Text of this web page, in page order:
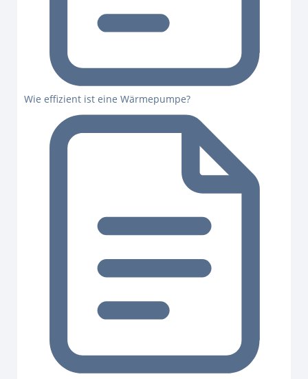
Wie effizient ist eine Wärmepumpe?